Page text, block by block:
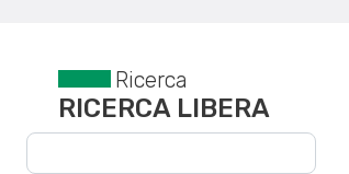
Ricerca
RICERCA LIBERA